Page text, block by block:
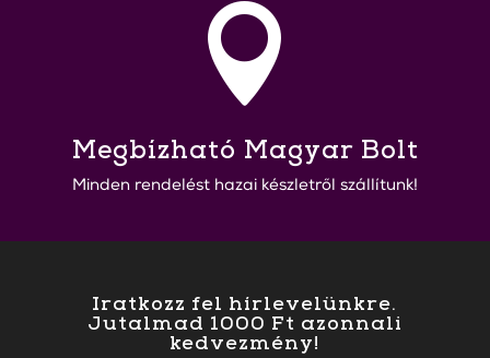

Megbízható Magyar Bolt
Minden rendelést hazai készletről szállítunk!
Iratkozz fel hírlevelünkre.
Jutalmad 1000 Ft azonnali
kedvezmény!